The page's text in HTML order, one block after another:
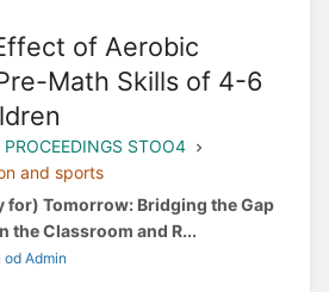
of Aerobic
Math Skills of 4-6
STOO4
and sports
for) Tomorrow: Bridging the Gap
the Classroom and R...
Admin